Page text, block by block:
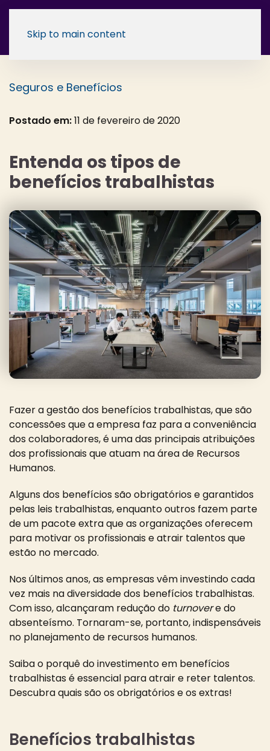
Skip to main content
Seguros e Benefícios
Postado em:11 de fevereiro de 2020
Entenda os tipos de
benefícios trabalhistas
Fazer a gestão dos benefícios trabalhistas, que são
concessões que a empresa faz para a conveniência
dos colaboradores, é uma das principais atribuições
dos profissionais que atuam na área de Recursos
Humanos.
Alguns dos benefícios são obrigatórios e garantidos
pelas leis trabalhistas, enquanto outros fazem parte
de um pacote extra que as organizações oferecem
para motivar os profissionais e atrair talentos que
estão no mercado.
Nos últimos anos, as empresas vêm investindo cada
vez mais na diversidade dos benefícios trabalhistas.
Com isso, alcançaram redução do turnovere do
absenteísmo. Tornaram-se, portanto, indispensáveis
no planejamento de recursos humanos.
Saiba o porquê do investimento em benefícios
trabalhistas é essencial para atrair e reter talentos.
Descubra quais são os obrigatórios e os extras!
Benefícios trabalhistas